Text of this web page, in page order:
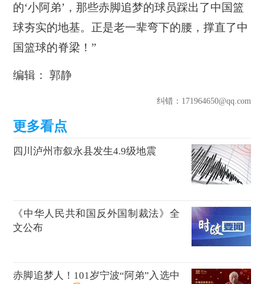
的‘小阿弟’，那些赤脚追梦的球员踩出了中国篮
球夯实的地基。正是老一辈弯下的腰，撑直了中
国篮球的脊梁！”
编辑： 郭静
纠错：171964650@qq.com
四川泸州市叙永县发生4.9级地震
《中华人民共和国反外国制裁法》全
文公布
赤脚追梦人！101岁宁波“阿弟”入选中